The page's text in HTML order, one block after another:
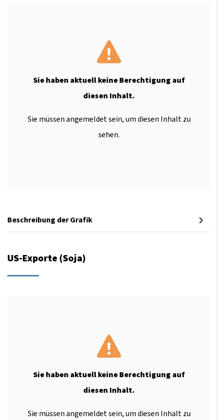
Sie haben aktuell keine Berechtigung auf
diesen Inhalt.
Sie müssen angemeldet sein, um diesen Inhalt zu
sehen.
Beschreibung der Grafik
US-Exporte (Soja)
Sie haben aktuell keine Berechtigung auf
diesen Inhalt.
Sie müssen angemeldet sein, um diesen Inhalt zu